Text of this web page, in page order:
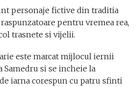
personaje fictive din traditia
pentru vremea rea,
trasnete si vijelii.
este marcat mijlocul iernii
Samedru si se incheie la
iarna corespun cu patru sfinti